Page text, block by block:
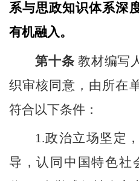
系与思政知识体系深
有机融入。
第十条 教材编写
织审核同意，由所在
符合以下条件：
1.政治立场坚定
导，认同中国特色社